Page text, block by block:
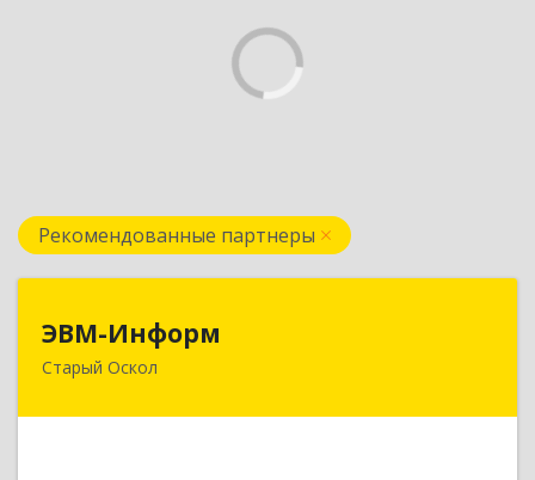
Рекомендованные партнеры
ЭВМ-Информ
Старый Оскол
309516, Белгородская обл, Старый Оскол г,